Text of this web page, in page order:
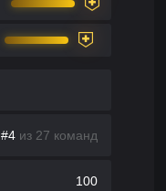
#4 из 27 команд
100